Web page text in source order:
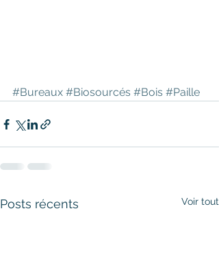
#Bureaux #Biosourcés #Bois #Paille
Posts récents Voir tout